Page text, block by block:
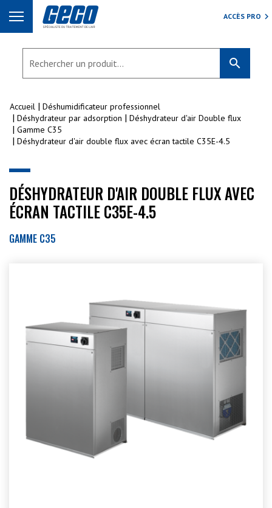
ACCÈS PRO
search
Accueil
Déshumidificateur professionnel
Déshydrateur par adsorption
Déshydrateur d'air Double flux
Gamme C35
Déshydrateur d'air double flux avec écran tactile C35E-4.5
DÉSHYDRATEUR D'AIR DOUBLE FLUX AVEC
ÉCRAN TACTILE C35E-4.5
GAMME C35